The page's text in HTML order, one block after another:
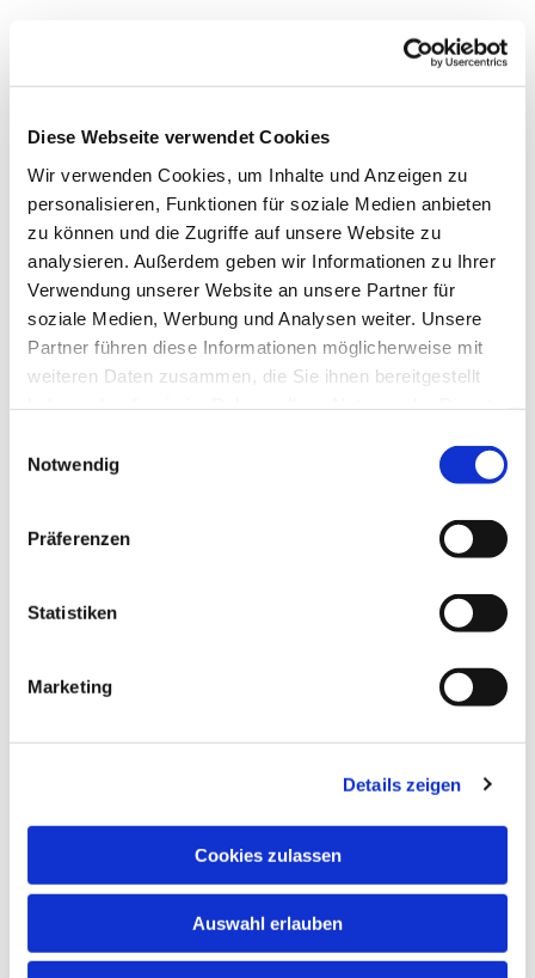
Diese Webseite verwendet Cookies
Wir verwenden Cookies, um Inhalte und Anzeigen zu
personalisieren, Funktionen für soziale Medien anbieten
zu können und die Zugriffe auf unsere Website zu
analysieren. Außerdem geben wir Informationen zu Ihrer
Verwendung unserer Website an unsere Partner für
soziale Medien, Werbung und Analysen weiter. Unsere
Partner führen diese Informationen möglicherweise mit
weiteren Daten zusammen, die Sie ihnen bereitgestellt
Notwendig
Präferenzen
Statistiken
Marketing
Details zeigen
Cookies zulassen
Auswahl erlauben